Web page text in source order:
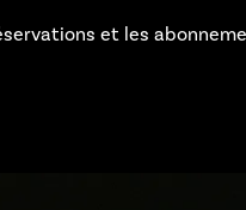
les abonnements